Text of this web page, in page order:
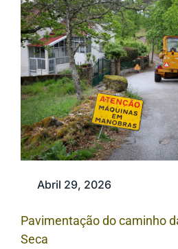
Abril 29, 2026
Pavimentação do caminho
Seca